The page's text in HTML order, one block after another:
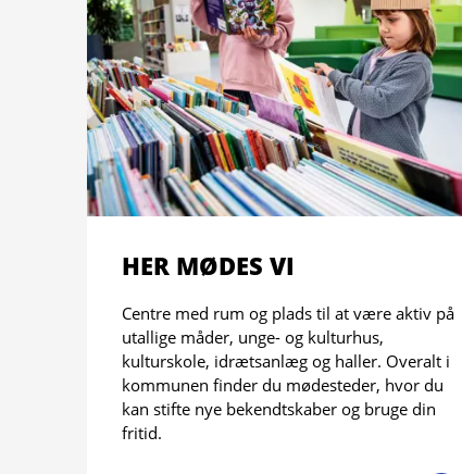
HER MØDES VI
Centre med rum og plads til at være aktiv på
utallige måder, unge- og kulturhus,
kulturskole, idrætsanlæg og haller. Overalt i
kommunen finder du mødesteder, hvor du
kan stifte nye bekendtskaber og bruge din
fritid.